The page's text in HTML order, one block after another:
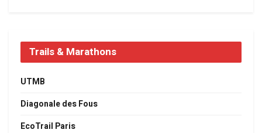
Trails & Marathons
UTMB
Diagonale des Fous
EcoTrail Paris